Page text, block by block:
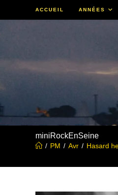
ACCUEIL ANNÉES
miniRockEnSeine
/ PM / Avr / Hasard